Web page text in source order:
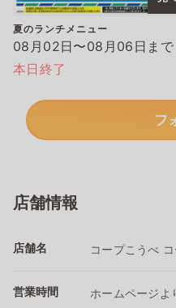
夏のランチメニュー
08月02日〜08月06日まで
本日終了
フ
店舗情報
店舗名 コープこうべ
営業時間 ホームページよ